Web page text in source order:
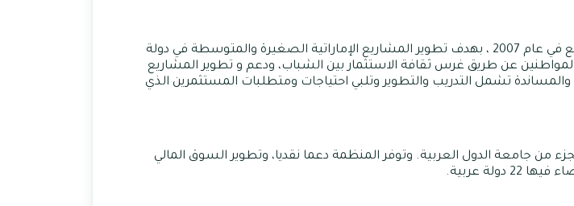
صندوق خليفة لتطوير المشاريع: تم تدشين صندوق خليفة لتطوير المشاريع في عام 2007 ، بهدف تطوير المشاريع الإماراتية الصغيرة والمتوسطة في دولة
عن طريق غرس ثقافة الاستثمار بين الشباب، ودعم و تطوير المشاريع
تشمل التدريب والتطوير وتلبي احتياجات ومتطلبات المستثمرين الذي
النقد العربي: مؤسسة مالية عربية إقليمية تأسست عام 1976 كجزء من جامعة الدول العربية. وتوفر المنظمة دعما نقديا، وتطوير السوق المالي
عربية.